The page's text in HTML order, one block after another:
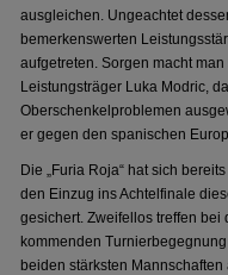
ausgleichen. Ungeachtet
bemerkenswerten
aufgetreten. Sorgen macht
Leistungsträger Luka Modric,
Oberschenkelproblemen
er gegen den spanischen
Die „Furia Roja“ hat sich
den Einzug ins Achtelfinale
gesichert. Zweifellos treffen bei
kommenden
beiden stärksten Mannschaften